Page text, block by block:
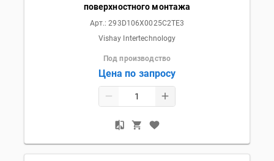
поверхностного монтажа
Арт.:293D106X0025C2TE3
Vishay Intertechnology
Под производство
Цена по запросу